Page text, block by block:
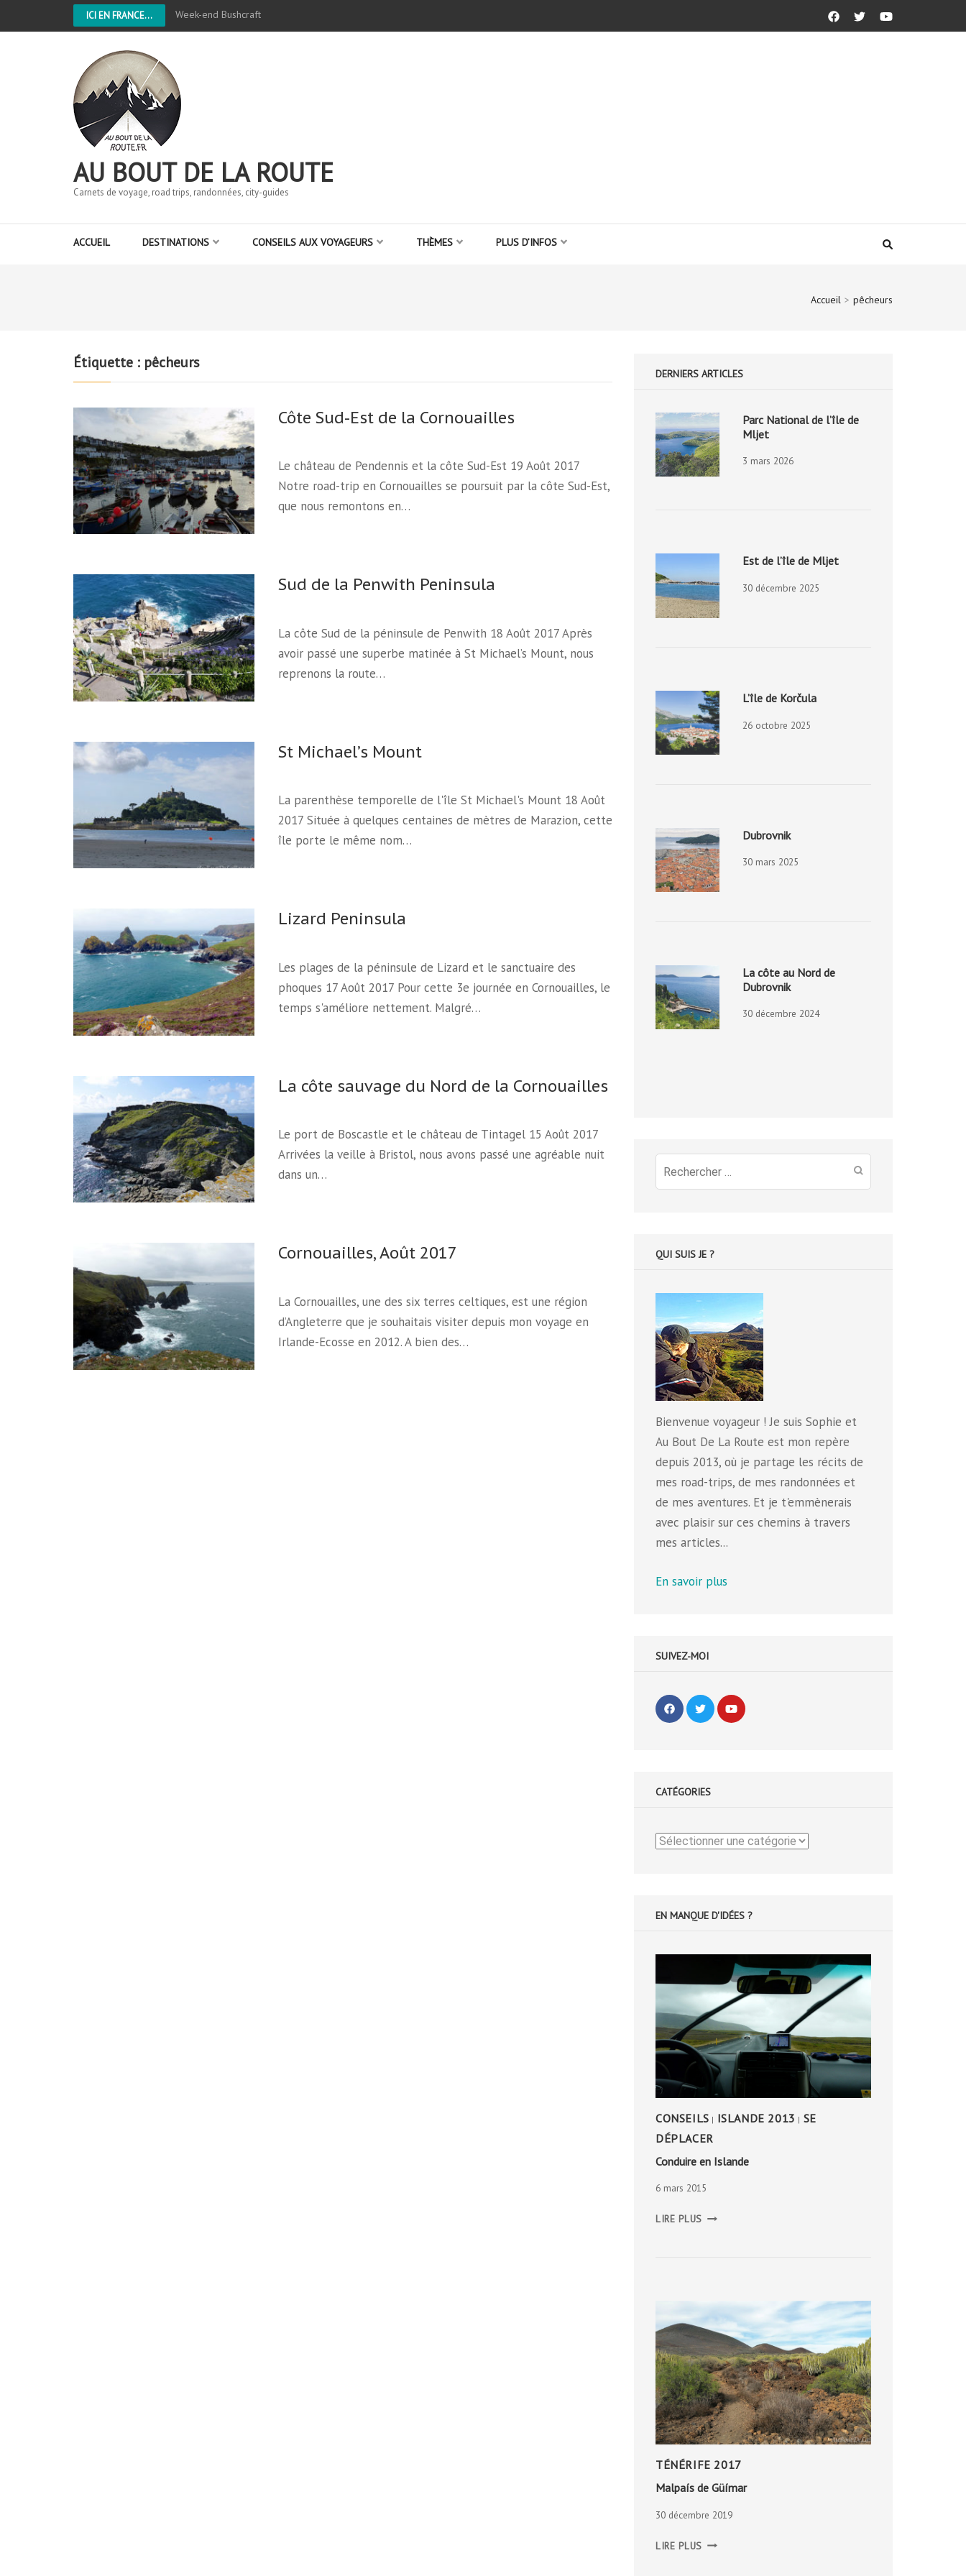
ICI EN FRANCE... Week-end Bushcraft
AU BOUT DE LA ROUTE
Carnets de voyage, road trips, randonnées, city-guides
ACCUEIL DESTINATIONS CONSEILS AUX VOYAGEURS THÈMES PLUS D’INFOS
Accueil > pêcheurs
Étiquette : pêcheurs
Côte Sud-Est de la Cornouailles
Le château de Pendennis et la côte Sud-Est 19 Août 2017
Notre road-trip en Cornouailles se poursuit par la côte Sud-Est,
que nous remontons en…
Sud de la Penwith Peninsula
La côte Sud de la péninsule de Penwith 18 Août 2017 Après
avoir passé une superbe matinée à St Michael’s Mount, nous
reprenons la route…
St Michael’s Mount
La parenthèse temporelle de l'île St Michael's Mount 18 Août
2017 Située à quelques centaines de mètres de Marazion, cette
île porte le même nom…
Lizard Peninsula
Les plages de la péninsule de Lizard et le sanctuaire des
phoques 17 Août 2017 Pour cette 3e journée en Cornouailles, le
temps s'améliore nettement. Malgré…
La côte sauvage du Nord de la Cornouailles
Le port de Boscastle et le château de Tintagel 15 Août 2017
Arrivées la veille à Bristol, nous avons passé une agréable nuit
dans un…
Cornouailles, Août 2017
La Cornouailles, une des six terres celtiques, est une région
d’Angleterre que je souhaitais visiter depuis mon voyage en
Irlande-Ecosse en 2012. A bien des…
DERNIERS ARTICLES
Parc National de l’île de
Mljet
3 mars 2026
Est de l’île de Mljet
30 décembre 2025
L’île de Korčula
26 octobre 2025
Dubrovnik
30 mars 2025
La côte au Nord de
Dubrovnik
30 décembre 2024
Recherche
pour
QUI SUIS JE ?
Bienvenue voyageur ! Je suis Sophie et
Au Bout De La Route est mon repère
depuis 2013, où je partage les récits de
mes road-trips, de mes randonnées et
de mes aventures. Et je t'emmènerais
avec plaisir sur ces chemins à travers
mes articles...
En savoir plus
SUIVEZ-MOI
CATÉGORIES
Catégories
EN MANQUE D'IDÉES ?
CONSEILS | ISLANDE 2013 | SE
DÉPLACER
Conduire en Islande
6 mars 2015
LIRE PLUS
TÉNÉRIFE 2017
Malpaís de Güímar
30 décembre 2019
LIRE PLUS